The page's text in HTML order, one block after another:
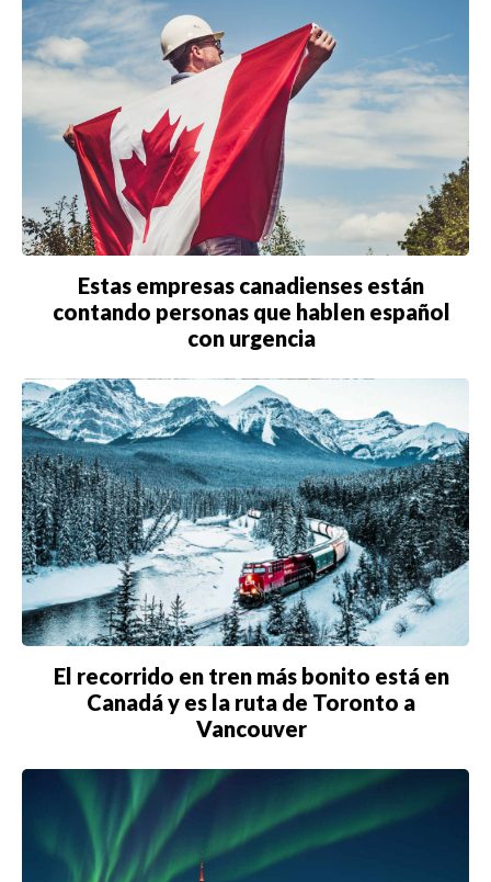
Estas empresas canadienses están
contando personas que hablen español
con urgencia
El recorrido en tren más bonito está en
Canadá y es la ruta de Toronto a
Vancouver